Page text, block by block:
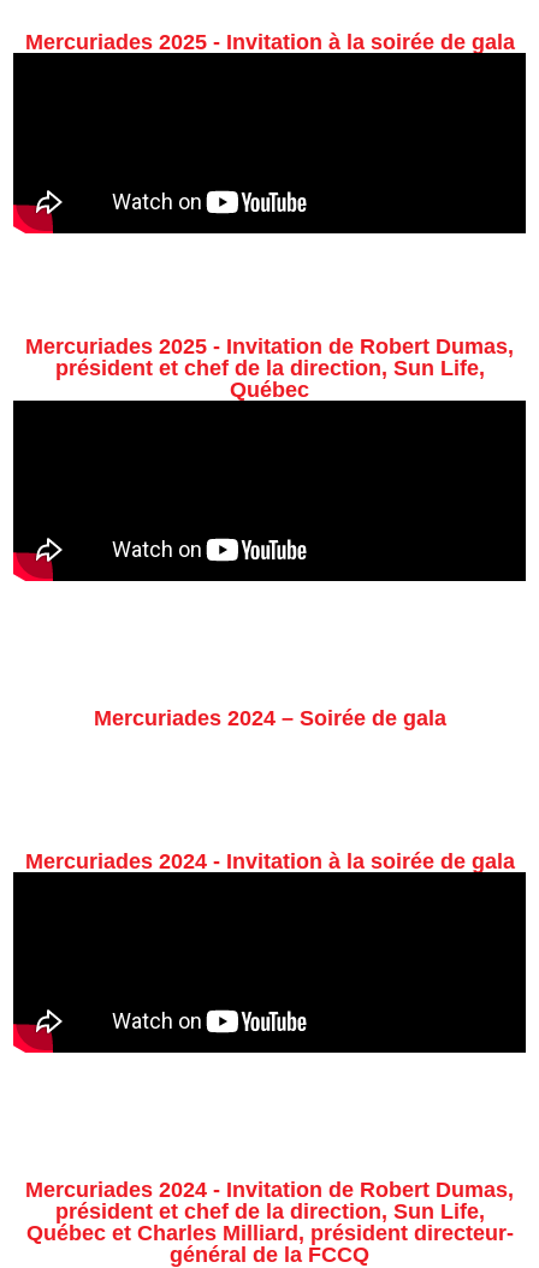
Mercuriades 2025 - Invitation à la soirée de gala
Mercuriades 2025 - Invitation de Robert Dumas,
président et chef de la direction, Sun Life,
Québec
Mercuriades 2024 – Soirée de gala
Mercuriades 2024 - Invitation à la soirée de gala
Mercuriades 2024 - Invitation de Robert Dumas,
président et chef de la direction, Sun Life,
Québec et Charles Milliard, président directeur-
général de la FCCQ